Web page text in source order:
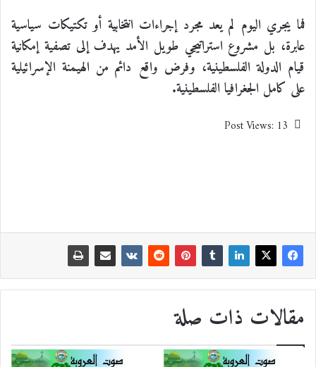
فما يجري اليوم لم يعد مجرد إجراءات انتخابية أو تكتيكات سياسية
عابرة، بل مشروع استراتيجي طويل الأمد يهدف إلى تصفية إمكانية
قيام الدولة الفلسطينية، وفرض واقع دائم من الهيمنة الإسرائيلية
على كامل الجغرافيا الفلسطينية.
Post Views: 13
مقالات ذات صلة